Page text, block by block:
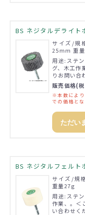
BS ネジタルデライ
サイズ/規
25mm 重
用途:ステ
グ、木工作
りお問い合
販売価格(
※本数により
での価格とな
ただい
BS ネジタルフェルト
サイズ/規
重量27g
用途:ステ
作業、。＜
い合わせく